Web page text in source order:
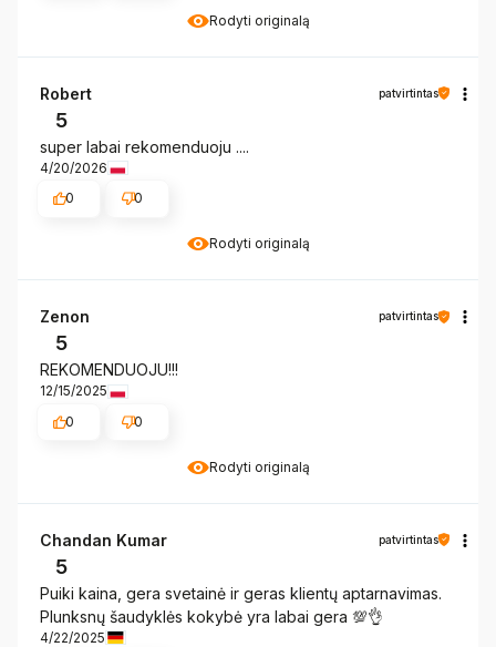
Rodyti originalą
Rodyti originalą
Robert patvirtintas
5
super labai rekomenduoju ....
4/20/2026
0
0
Rodyti originalą
Zenon patvirtintas
5
REKOMENDUOJU!!!
12/15/2025
0
0
Chandan Kumar patvirtintas
5
Puiki kaina, gera svetainė ir geras klientų aptarnavimas.
Plunksnų šaudyklės kokybė yra labai gera 💯👌
4/22/2025